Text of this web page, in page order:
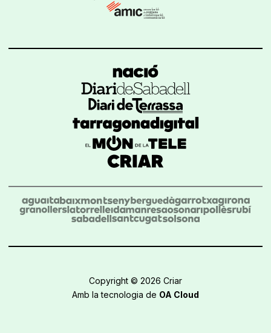
Copyright © 2026 Criar
Amb la tecnologia de OA Cloud